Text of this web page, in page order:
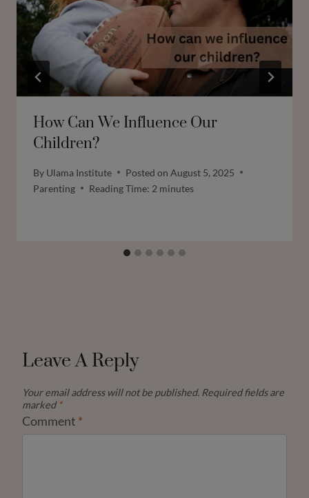
How Can We Influence Our
Children?
By Ulama Institute Posted on August 5, 2025
Parenting
Reading Time: 2 minutes
Leave A Reply
Your email address will not be published. Required fields are
marked *
Comment *